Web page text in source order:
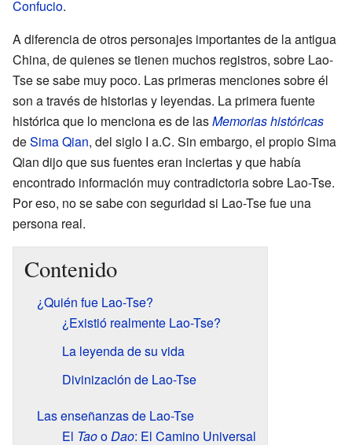
Confucio.
A diferencia de otros personajes importantes de la antigua
China, de quienes se tienen muchos registros, sobre Lao-
Tse se sabe muy poco. Las primeras menciones sobre él
son a través de historias y leyendas. La primera fuente
histórica que lo menciona es de lasMemorias históricas
deSima Qian, del siglo I a.C. Sin embargo, el propio Sima
Qian dijo que sus fuentes eran inciertas y que había
encontrado información muy contradictoria sobre Lao-Tse.
Por eso, no se sabe con seguridad si Lao-Tse fue una
persona real.
Contenido
¿Quién fue Lao-Tse?
¿Existió realmente Lao-Tse?
La leyenda de su vida
Divinización de Lao-Tse
Las enseñanzas de Lao-Tse
El TaooDao: El Camino Universal